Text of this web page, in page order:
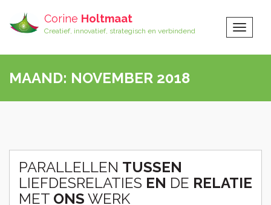
Toggle
Corine Holtmaat
Creatief, innovatief, strategisch en verbindend
MAAND: NOVEMBER 2018
PARALLELLEN TUSSEN
LIEFDESRELATIES EN DE RELATIE
MET ONS WERK